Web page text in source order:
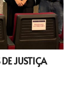
JUSTIÇA